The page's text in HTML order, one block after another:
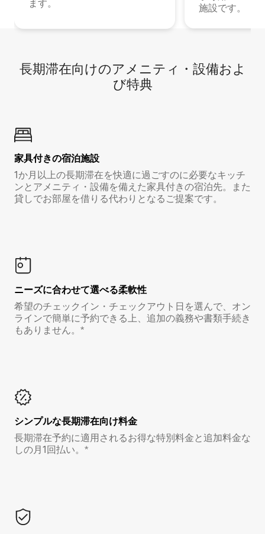
ます。
施設です。
長期滞在向け⁠のア⁠メ⁠ニ⁠テ⁠ィ⁠・設⁠備⁠およ
び特⁠典
家具付き⁠の宿⁠泊⁠施⁠設
1か月以上の長期滞在を快適に過ごすのに必要なキッチ
ンとアメニティ・設備を備えた家具付きの宿泊先。また
貸しでお部屋を借りる代わりとなるご提案です。
ニーズに合わせて選べる柔軟性
希望のチェックイン・チェックアウト日を選んで、オン
ラインで簡単に予約できる上、追加の義務や書類手続き
もありません。*
シンプルな長期滞在向け料金
長期滞在予約に適用されるお得な特別料金と追加料金な
しの月1回払い。*